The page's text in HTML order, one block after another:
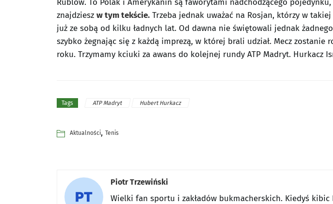
Rublow. To Polak i Amerykanin są faworytami nadchodzącego pojedynku,
znajdziesz w tym tekście. Trzeba jednak uważać na Rosjan, którzy w
już ze sobą od kilku ładnych lat. Od dawna nie świętowali jednak
szybko żegnając się z każdą imprezą, w której brali udział. Mecz zostanie
roku. Trzymamy kciuki za awans do kolejnej rundy ATP Madryt. Hurkacz
Tags ATP Madryt Hubert Hurkacz
Aktualności, Tenis
Piotr Trzewiński
Wielki fan sportu i zakładów bukmacherskich. Kiedyś kibic